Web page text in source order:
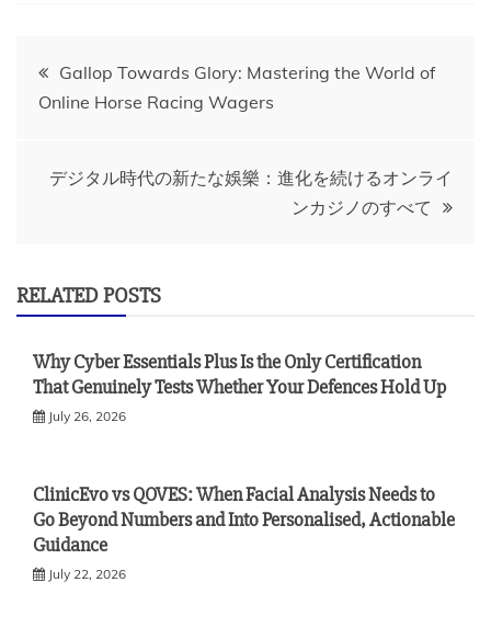
Post
navigation
Gallop Towards Glory: Mastering the World of
Online Horse Racing Wagers
デジタル時代の新たな娛樂：進化を続けるオンライ
ンカジノのすべて
RELATED POSTS
Why Cyber Essentials Plus Is the Only Certification
That Genuinely Tests Whether Your Defences Hold Up
July 26, 2026
ClinicEvo vs QOVES: When Facial Analysis Needs to
Go Beyond Numbers and Into Personalised, Actionable
Guidance
July 22, 2026